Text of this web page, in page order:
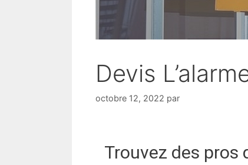
Devis
octobre 12, 2022 par
Trouvez des pros